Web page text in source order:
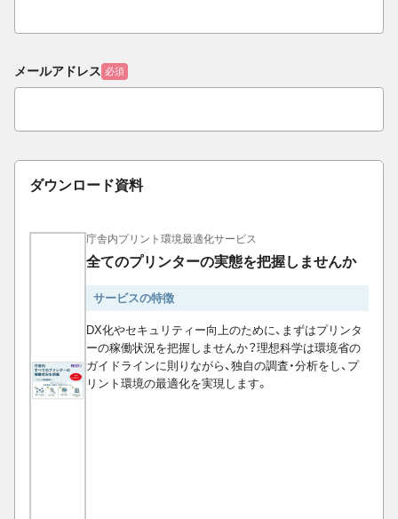
メールアドレス 必須
ダウンロード資料
庁舎内プリント環境最適化サービス
全てのプリンターの実態を把握しませんか
サービスの特徴
DX化やセキュリティー向上のために、まずはプリンタ
ーの稼働状況を把握しませんか？理想科学は環境省の
ガイドラインに則りながら、独自の調査・分析をし、プ
リント環境の最適化を実現します。